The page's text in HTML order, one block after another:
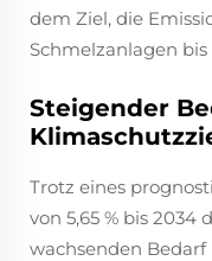
dem Ziel, die
Schmelzanlagen
Steigender
Trotz eines
von 5,65 % bis 2034
wachsenden